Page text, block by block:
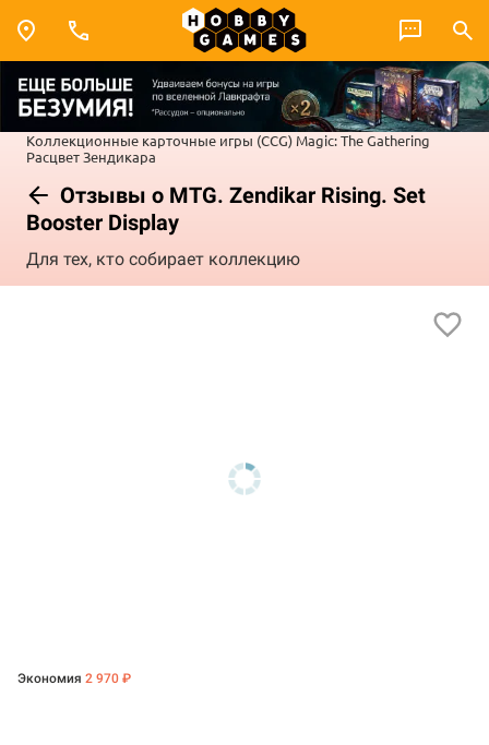
Коллекционные карточные игры (CCG) Magic: The Gathering
Расцвет Зендикара
Отзывы о MTG. Zendikar Rising. Set
Booster Display
Для тех, кто собирает коллекцию
Экономия 2 970 ₽